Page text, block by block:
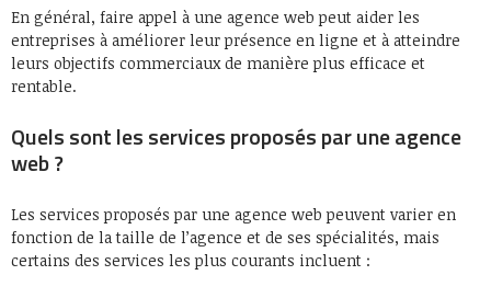
En général, faire appel à une agence web peut aider les
entreprises à améliorer leur présence en ligne et à atteindre
leurs objectifs commerciaux de manière plus efficace et
rentable.
Quels sont les services proposés par une agence
web ?
Les services proposés par une agence web peuvent varier en
fonction de la taille de l’agence et de ses spécialités, mais
certains des services les plus courants incluent :